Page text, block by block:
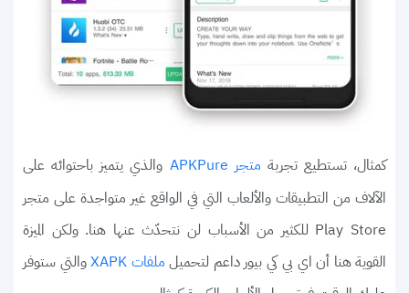
كمثال، تستطيع تجربة متجر APKPure
والذي يتميز باحتوائه على
الآلاف من التطبيقات والألعاب التي في الواقع غير متواجدة على متجر
Play Store للكثير من الأسباب لن نتحدّث عنها هنا. ولكن الميزة
القوية هنا أن اي بي كي بيور داعم لتحميل ملفات XAPK
والتي ستوفر